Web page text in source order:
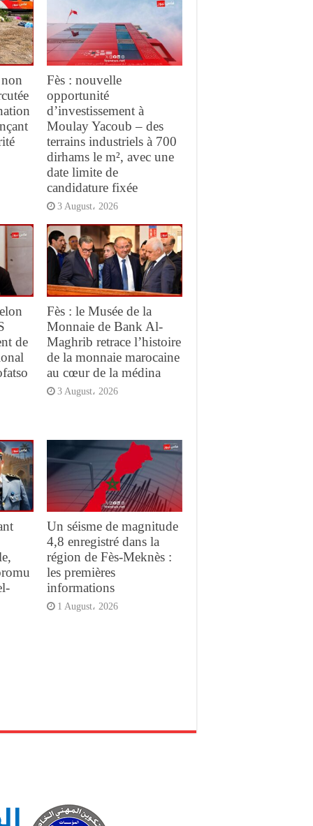
Fès : nouvelle
opportunité
d’investissement à
Moulay Yacoub – des
terrains industriels à 700
dirhams le m², avec une
date limite de
candidature fixée
3 August، 2026
de
Fès : le Musée de la
Monnaie de Bank Al-
Maghrib retrace l’histoire
de la monnaie marocaine
au cœur de la médina
3 August، 2026
Un séisme de magnitude
4,8 enregistré dans la
région de Fès-Meknès :
les premières
informations
1 August، 2026